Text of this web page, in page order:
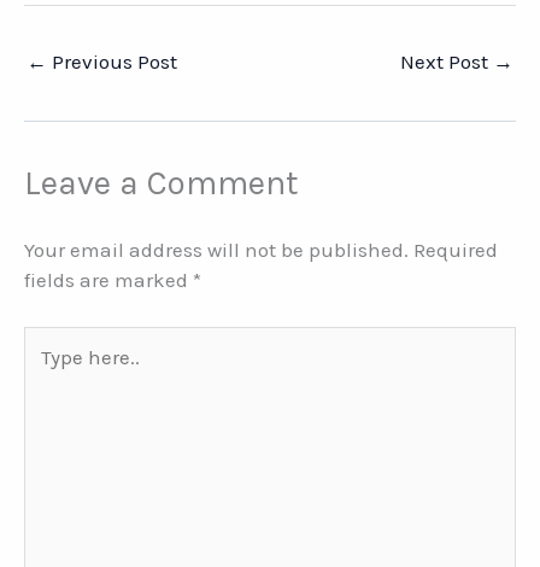
← Previous Post Next Post →
Leave a Comment
Your email address will not be published. Required
fields are marked *
here..